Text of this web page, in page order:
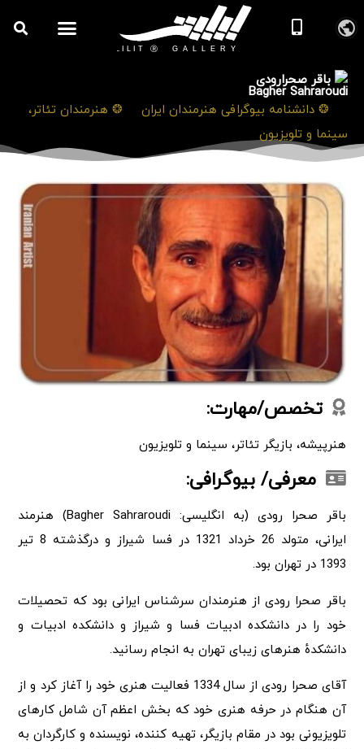
باقر صحرارودی
Bagher Sahraroudi
❂ دانشنامه بیوگرافی هنرمندان ایران
❂ هنرمندان تئاتر،
سینما و تلویزیون
تخصص/مهارت:
هنرپیشه، بازیگر تئاتر، سینما و تلویزیون
معرفی/ بیوگرافی:
باقر صحرا رودی (به انگلیسی: Bagher Sahraroudi) هنرمند
ایرانی، متولد 26 خرداد 1321 در فسا شیراز و درگذشته 8 تیر
1393 در تهران بود.
باقر صحرا رودی از هنرمندان سرشناس ایرانی بود که تحصیلات
خود را در دانشکده ادبیات فسا و شیراز و دانشکده ادبیات و
دانشکدهٔ هنرهای زیبای تهران به انجام رسانید.
آقای صحرا رودی از سال 1334 فعالیت هنری خود را آغاز کرد و از
آن هنگام در حرفه هنری خود که بخش اعظم آن شامل کارهای
تلویزیونی بود در مقام بازیگر، تهیه کننده، نویسنده و کارگردان به